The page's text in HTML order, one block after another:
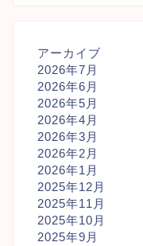
アーカイブ
2026年7月
2026年6月
2026年5月
2026年4月
2026年3月
2026年2月
2026年1月
2025年12月
2025年11月
2025年10月
2025年9月